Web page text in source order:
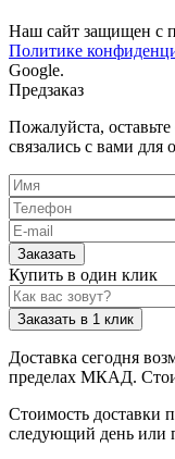
Наш сайт защищен с
Политике
Google.
Предзаказ
Пожалуйста,
связались с вами для
Заказать
Купить в один клик
Заказать в 1 клик
Доставка сегодня
пределах МКАД.
Стоимость
следующий день или